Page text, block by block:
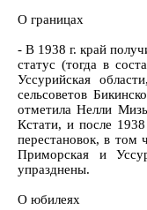
О границах
- В 1938 г. край
статус (тогда в
Уссурийская
сельсоветов
отметила Нелли
Кстати, и после
перестановок, в том
Приморская и
упразднены.
О юбилеях